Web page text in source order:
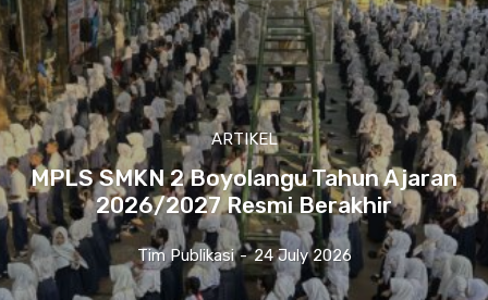
ARTIKEL
MPLS SMKN 2 Boyolangu Tahun Ajaran
2026/2027 Resmi Berakhir
Tim Publikasi - 24 July 2026